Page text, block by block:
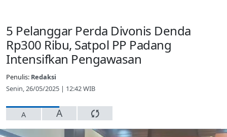
5 Pelanggar Perda Divonis Denda
Rp300 Ribu, Satpol PP Padang
Intensifkan Pengawasan
Penulis: Redaksi
Senin, 26/05/2025 | 12:42 WIB
A A